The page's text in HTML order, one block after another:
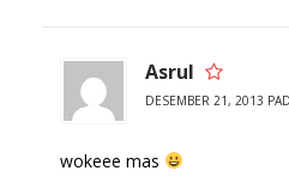
Asrul
DESEMBER 21, 2013
wokeee mas